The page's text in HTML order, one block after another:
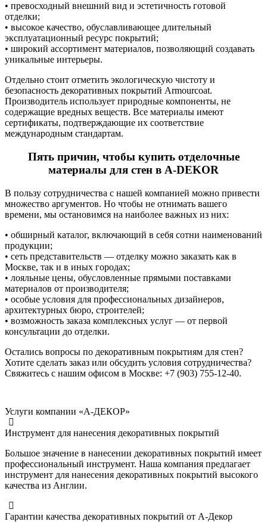
• превосходный внешний вид и эстетичность готовой
отделки;
• высокое качество, обуславливающее длительный
эксплуатационный ресурс покрытий;
• широкий ассортимент материалов, позволяющий создавать
уникальные интерьеры.
Отдельно стоит отметить экологическую чистоту и
безопасность декоративных покрытий Armourcoat.
Производитель использует природные компоненты, не
содержащие вредных веществ. Все материалы имеют
сертификаты, подтверждающие их соответствие
международным стандартам.
Пять причин, чтобы купить отделочные
материалы для стен в А-DЕKOR
В пользу сотрудничества с нашей компанией можно привести
множество аргументов. Но чтобы не отнимать вашего
времени, мы остановимся на наиболее важных из них:
• обширный каталог, включающий в себя сотни наименований
продукции;
• сеть представительств — отделку можно заказать как в
Москве, так и в иных городах;
• лояльные цены, обусловленные прямыми поставками
материалов от производителя;
• особые условия для профессиональных дизайнеров,
архитектурных бюро, строителей;
• возможность заказа комплексных услуг — от первой
консультации до отделки.
Остались вопросы по декоративным покрытиям для стен?
Хотите сделать заказ или обсудить условия сотрудничества?
Свяжитесь с нашим офисом в Москве: +7 (903) 755-12-40.
Услуги компании «А-ДЕКОР»
Инструмент для нанесения декоративных покрытий
Большое значение в нанесении декоративных покрытий имеет
профессиональный инструмент. Наша компания предлагает
инструмент для нанесения декоративных покрытий высокого
качества из Англии.
Гарантии качества декоративных покрытий от А-Декор